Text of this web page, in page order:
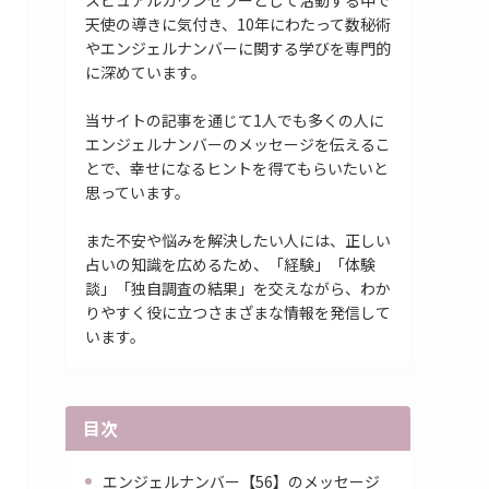
天使の導きに気付き、10年にわたって数秘術
やエンジェルナンバーに関する学びを専門的
に深めています。
当サイトの記事を通じて1人でも多くの人に
エンジェルナンバーのメッセージを伝えるこ
とで、幸せになるヒントを得てもらいたいと
思っています。
また不安や悩みを解決したい人には、正しい
占いの知識を広めるため、「経験」「体験
談」「独自調査の結果」を交えながら、わか
りやすく役に立つさまざまな情報を発信して
います。
目次
エンジェルナンバー【56】のメッセージ